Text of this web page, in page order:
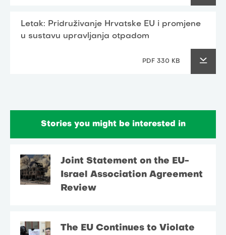
Letak: Pridruživanje Hrvatske EU i promjene
u sustavu upravljanja otpadom
PDF 330 KB
Stories you might be interested in
Joint Statement on the EU-
Israel Association Agreement
Review
The EU Continues to Violate